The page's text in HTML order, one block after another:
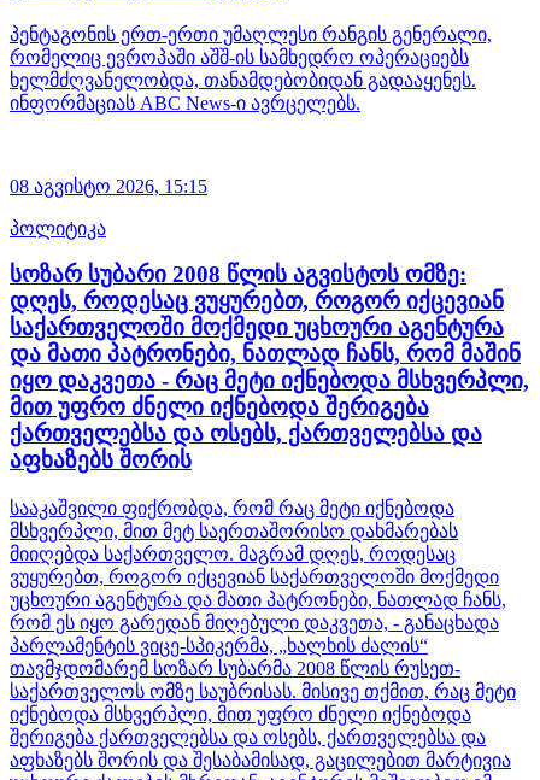
პენტაგონის ერთ-ერთი უმაღლესი რანგის გენერალი,
რომელიც ევროპაში აშშ-ის სამხედრო ოპერაციებს
ხელმძღვანელობდა, თანამდებობიდან გადააყენეს.
ინფორმაციას ABC News-ი ავრცელებს.
08 აგვისტო 2026, 15:15
პოლიტიკა
სოზარ სუბარი 2008 წლის აგვისტოს ომზე:
დღეს, როდესაც ვუყურებთ, როგორ იქცევიან
საქართველოში მოქმედი უცხოური აგენტურა
და მათი პატრონები, ნათლად ჩანს, რომ მაშინ
იყო დაკვეთა - რაც მეტი იქნებოდა მსხვერპლი,
მით უფრო ძნელი იქნებოდა შერიგება
ქართველებსა და ოსებს, ქართველებსა და
აფხაზებს შორის
სააკაშვილი ფიქრობდა, რომ რაც მეტი იქნებოდა
მსხვერპლი, მით მეტ საერთაშორისო დახმარებას
მიიღებდა საქართველო. მაგრამ დღეს, როდესაც
ვუყურებთ, როგორ იქცევიან საქართველოში მოქმედი
უცხოური აგენტურა და მათი პატრონები, ნათლად ჩანს,
რომ ეს იყო გარედან მიღებული დაკვეთა, - განაცხადა
პარლამენტის ვიცე-სპიკერმა, „ხალხის ძალის“
თავმჯდომარემ სოზარ სუბარმა 2008 წლის რუსეთ-
საქართველოს ომზე საუბრისას. მისივე თქმით, რაც მეტი
იქნებოდა მსხვერპლი, მით უფრო ძნელი იქნებოდა
შერიგება ქართველებსა და ოსებს, ქართველებსა და
აფხაზებს შორის და შესაბამისად, გაცილებით მარტივია